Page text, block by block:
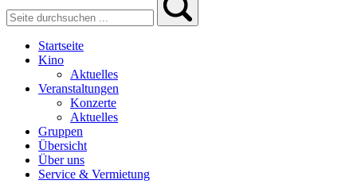
Startseite
Kino
Aktuelles
Veranstaltungen
Konzerte
Aktuelles
Gruppen
Übersicht
Über uns
Service & Vermietung